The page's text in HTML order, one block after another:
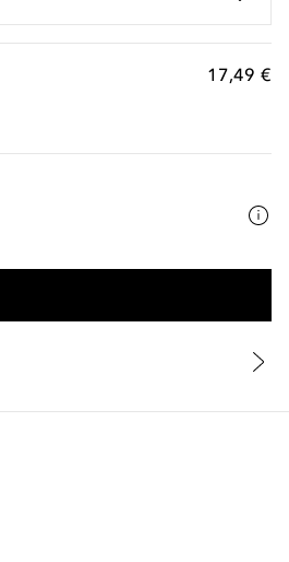
17,49 €